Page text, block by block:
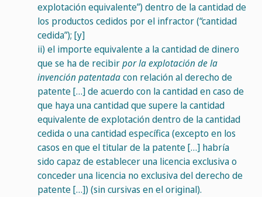
explotación equivalente”) dentro de la cantidad de
los productos cedidos por el infractor (“cantidad
cedida”); [y]
ii) el importe equivalente a la cantidad de dinero
que se ha de recibirpor la explotación de la
invención patentadacon relación al derecho de
patente […] de acuerdo con la cantidad en caso de
que haya una cantidad que supere la cantidad
equivalente de explotación dentro de la cantidad
cedida o una cantidad específica (excepto en los
casos en que el titular de la patente […] habría
sido capaz de establecer una licencia exclusiva o
conceder una licencia no exclusiva del derecho de
patente […]) (sin cursivas en el original).